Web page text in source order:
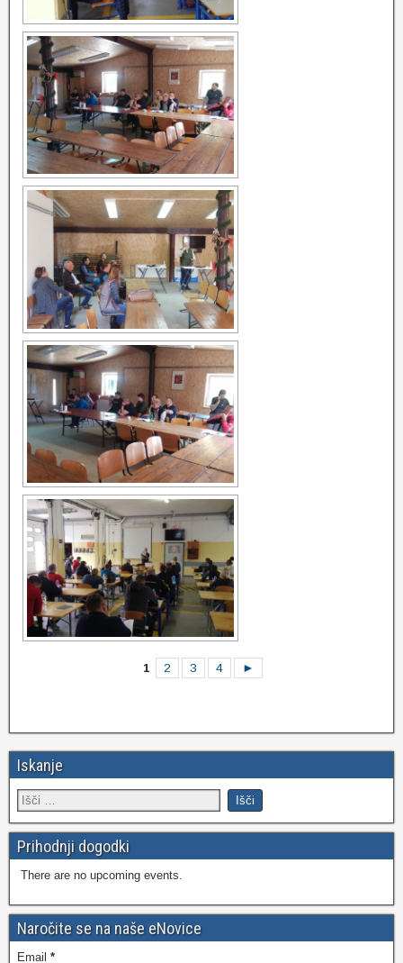
1 2 3 4 ►
Iskanje
Prihodnji dogodki
There are no upcoming events.
Naročite se na naše eNovice
Email *